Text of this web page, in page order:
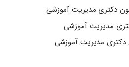
دکتری مدیریت آموزشی
مدیریت آموزشی
دکتری مدیریت آموزشی